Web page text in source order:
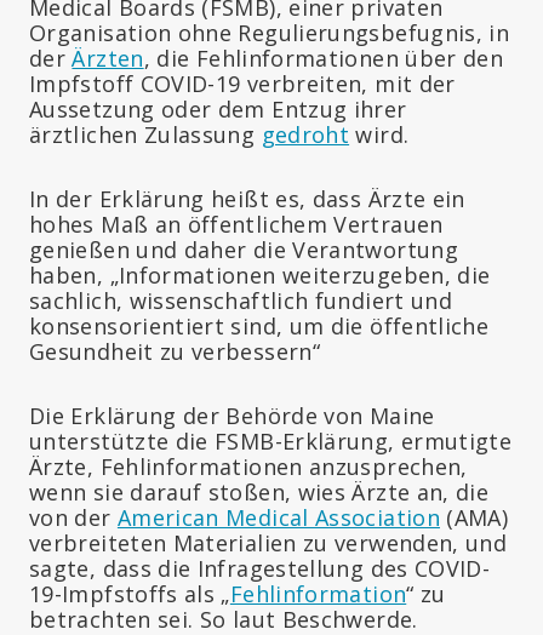
Medical Boards (FSMB), einer privaten
Organisation ohne Regulierungsbefugnis, in
derÄrzten, die Fehlinformationen über den
Impfstoff COVID-19 verbreiten, mit der
Aussetzung oder dem Entzug ihrer
ärztlichen Zulassung gedroht wird.
In der Erklärung heißt es, dass Ärzte ein
hohes Maß an öffentlichem Vertrauen
genießen und daher die Verantwortung
haben, „Informationen weiterzugeben, die
sachlich, wissenschaftlich fundiert und
konsensorientiert sind, um die öffentliche
Gesundheit zu verbessern“
Die Erklärung der Behörde von Maine
unterstützte die FSMB-Erklärung, ermutigte
Ärzte, Fehlinformationen anzusprechen,
wenn sie darauf stoßen, wies Ärzte an, die
von der American Medical Association (AMA)
verbreiteten Materialien zu verwenden, und
sagte, dass die Infragestellung des COVID-
19-Impfstoffs als „Fehlinformation“ zu
betrachten sei. So laut Beschwerde.